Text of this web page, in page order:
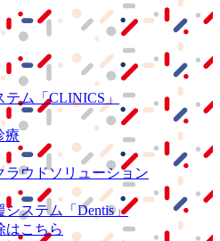
テム
「CLINICS」
療
ラウドソリューション
システム
「Dentis」
はこちら